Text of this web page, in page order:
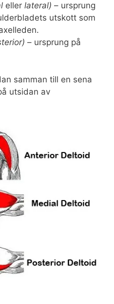
eller lateral) – ursprung
utskott som
– ursprung på
samman till en sena
utsidan av